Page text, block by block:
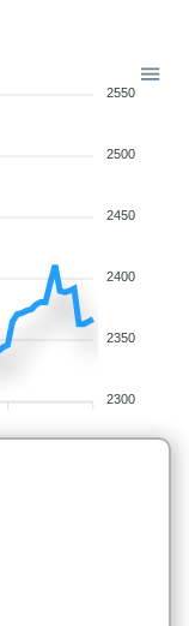
2550
2500
2450
2400
2350
2300